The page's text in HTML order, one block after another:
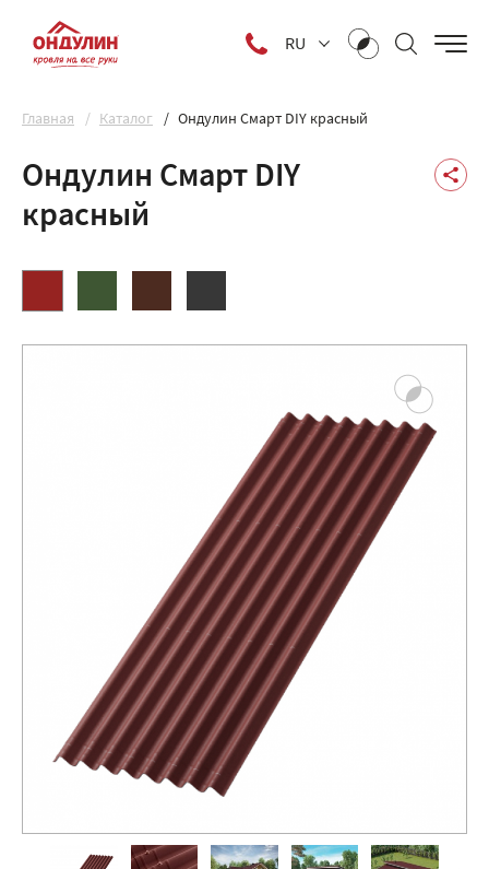
RU
Главная Каталог Ондулин Смарт DIY красный
Ондулин Смарт DIY
красный